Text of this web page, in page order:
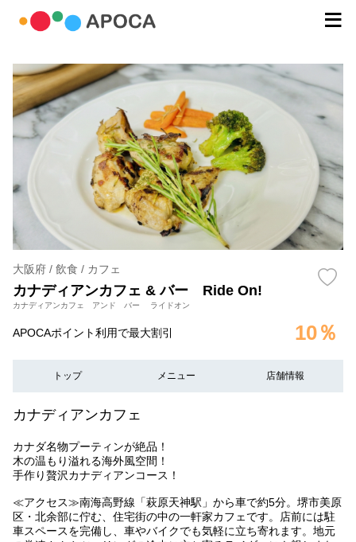
大阪府 / 飲食 / カフェ
カナディアンカフェ & バー Ride On!
カナディアンカフェ アンド バー ライドオン
APOCAポイント利用で最大割引 10％
トップ メニュー 店舗情報
カナディアンカフェ
カナダ名物プーティンが絶品！
木の温もり溢れる海外風空間！
手作り贅沢カナディアンコース！
≪アクセス≫南海高野線「萩原天神駅」から車で約5分。堺市美原
区・北余部に佇む、住宅街の中の一軒家カフェです。店前には駐
車スペースを完備し、車やバイクでも気軽に立ち寄れます。地元